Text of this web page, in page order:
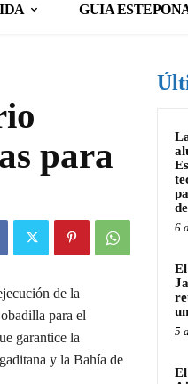
GUIA
para
de la
para el
garantice la
y la Bahía de
6
5